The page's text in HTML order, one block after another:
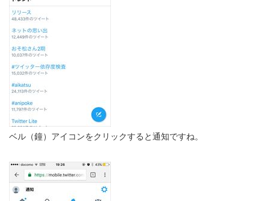
ベル（鐘）アイコンをクリックすると通知ですね。